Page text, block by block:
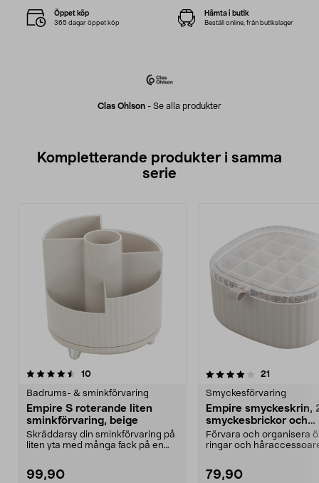
Clas Ohlson - Se alla produkter
Öppet köp
365 dagar öppet köp
Hämta i butik
Beställ online, från butikslager
Kompletterande produkter i samma
serie
10recensioner
Badrums- & sminkförvaring
Empire S roterande liten
sminkförvaring, beige
Skräddarsy din sminkförvaring på
liten yta med många fack på en
99,90
4.0av 5 stjärnor 21
Smyckesförvaring
Empire smyckeskrin,
smyckesbrickor och
bottenfack, beige
Förvara och organisera
ringar och
79,90